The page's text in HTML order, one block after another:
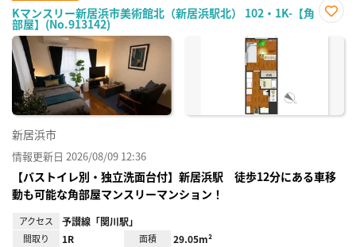
Kマンスリー新居浜市美術館北（新居浜駅北） 102・1K-【角
部屋】(No.913142)
に入
新居浜市
情報更新日 2026/08/09 12:36
【バストイレ別・独立洗面台付】新居浜駅 徒歩12分にある車移
動も可能な角部屋マンスリーマンション！
アクセス 予讃線「関川駅」
間取り 1R 面積 29.05m²